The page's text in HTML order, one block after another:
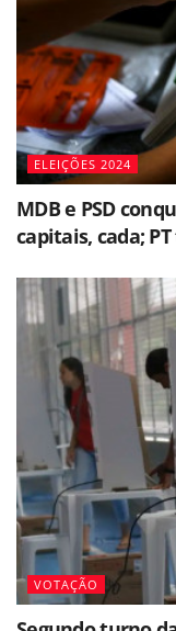
ELEIÇÕES 2024
MDB e PSD
capitais, cada;
VOTAÇÃO